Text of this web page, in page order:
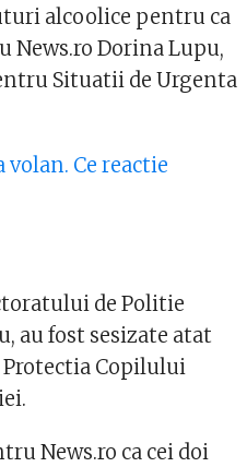
alcoolice pentru ca
News.ro Dorina Lupu,
Situatii de Urgenta
Ce reactie
de Politie
au fost sesizate atat
Protectia Copilului
News.ro ca cei doi